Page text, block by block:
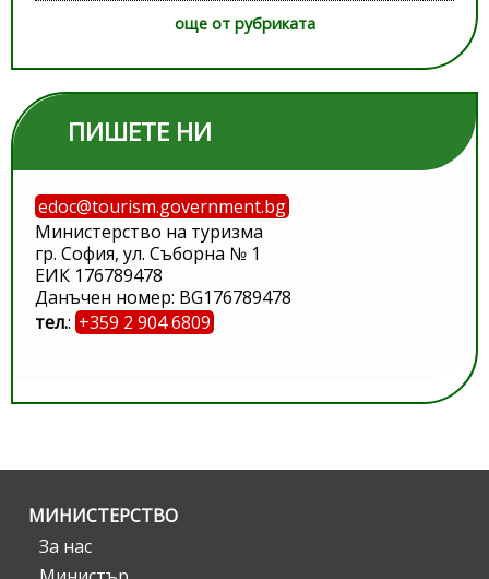
още от рубриката
ПИШЕТЕ НИ
edoc@tourism.government.bg
Министерство на туризма
гр. София, ул. Съборна № 1
ЕИК 176789478
Данъчен номер: BG176789478
тел.: +359 2 904 6809
МИНИСТЕРСТВО
За нас